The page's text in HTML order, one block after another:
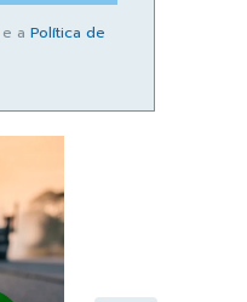
e a Política de